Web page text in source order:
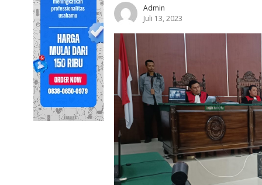
Admin
Juli 13, 2023